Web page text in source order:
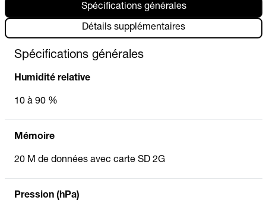
Spécifications générales
Détails supplémentaires
Spécifications générales
Humidité relative
10 à 90 %
Mémoire
20 M de données avec carte SD 2G
Pression (hPa)